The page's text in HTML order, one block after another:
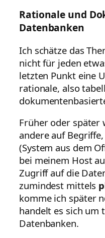
Rationale und
Datenbanken
Ich schätze das
nicht für jeden
letzten Punkt eine
rationale, also
Früher oder später
andere auf
(System aus dem
bei meinem Host
Zugriff auf die
zumindest mittels
komme ich später
handelt es sich um
Datenbanken.